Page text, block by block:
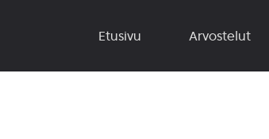
Etusivu Arvostelut